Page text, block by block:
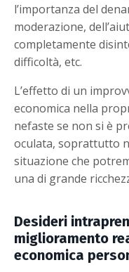
l’importanza del
moderazione,
completamente
difficoltà, etc.
L’effetto di un
economica nella
nefaste se non si è
oculata, soprattutto
situazione che
una di grande
Desideri
miglioramento
economica